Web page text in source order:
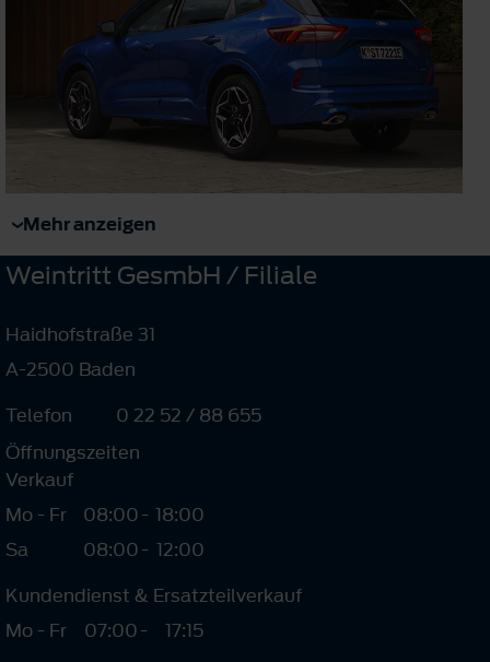
Mehr anzeigen
Weintritt GesmbH / Filiale
Haidhofstraße 31
A-2500 Baden
Telefon
0 22 52 / 88 655
Öffnungszeiten
Verkauf
Mo - Fr
08:00- 18:00
Sa
08:00- 12:00
Kundendienst & Ersatzteilverkauf
Mo - Fr
07:00-
17:15